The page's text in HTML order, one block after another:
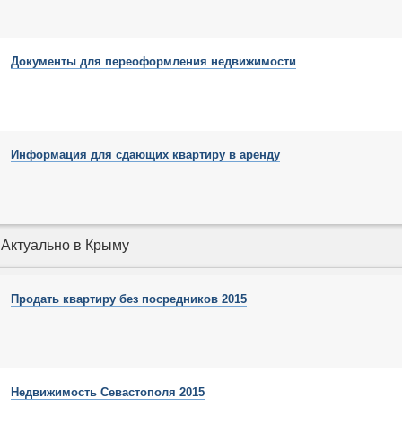
Документы для переоформления недвижимости
Информация для сдающих квартиру в аренду
Актуально в Крыму
Продать квартиру без посредников 2015
Недвижимость Севастополя 2015